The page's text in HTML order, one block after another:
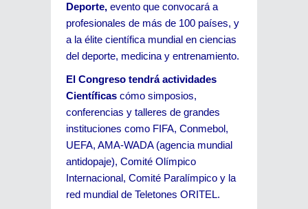
Deporte, evento que convocará a
profesionales de más de 100 países, y
a la élite científica mundial en ciencias
del deporte, medicina y entrenamiento.
El Congreso tendrá actividades
Científicas cómo simposios,
conferencias y talleres de grandes
instituciones como FIFA, Conmebol,
UEFA, AMA-WADA (agencia mundial
antidopaje), Comité Olímpico
Internacional, Comité Paralímpico y la
red mundial de Teletones ORITEL.